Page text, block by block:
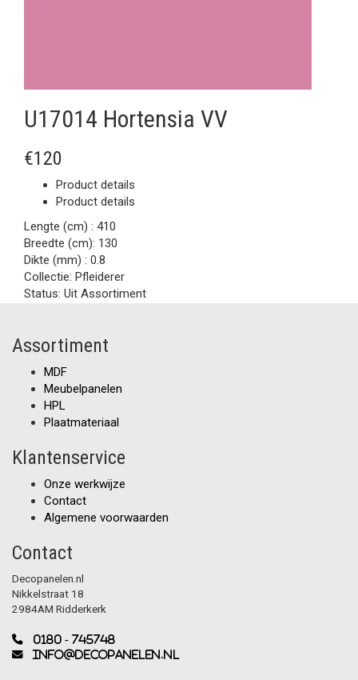
U17014 Hortensia VV
€120
Product details
Product details
Lengte (cm) : 410
Breedte (cm): 130
Dikte (mm) : 0.8
Collectie: Pfleiderer
Status: Uit Assortiment
Assortiment
MDF
Meubelpanelen
HPL
Plaatmateriaal
Klantenservice
Onze werkwijze
Contact
Algemene voorwaarden
Contact
Decopanelen.nl
Nikkelstraat 18
2984AM Ridderkerk
0180 - 745748
info@decopanelen.nl